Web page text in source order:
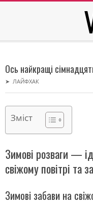
Menu
Ось найкращі
➤ ЛАЙФХАК
Зміст
Зимові розваги —
свіжому повітрі та
Зимові забави на